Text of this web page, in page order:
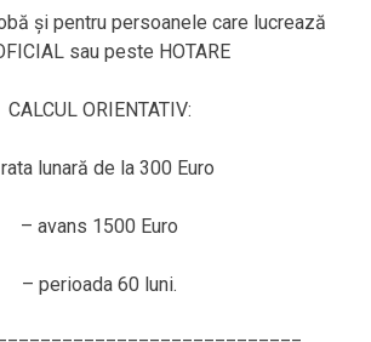
și pentru persoanele care lucrează
sau peste HOTARE
CALCUL ORIENTATIV:
lunară de la 300 Euro
– avans 1500 Euro
– perioada 60 luni.